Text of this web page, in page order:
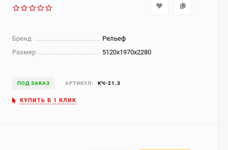
Бренд
Рельеф
Размер
5120x1970x2280
ПОД ЗАКАЗ АРТИКУЛ: КЧ-21.3
КУПИТЬ В 1 КЛИК